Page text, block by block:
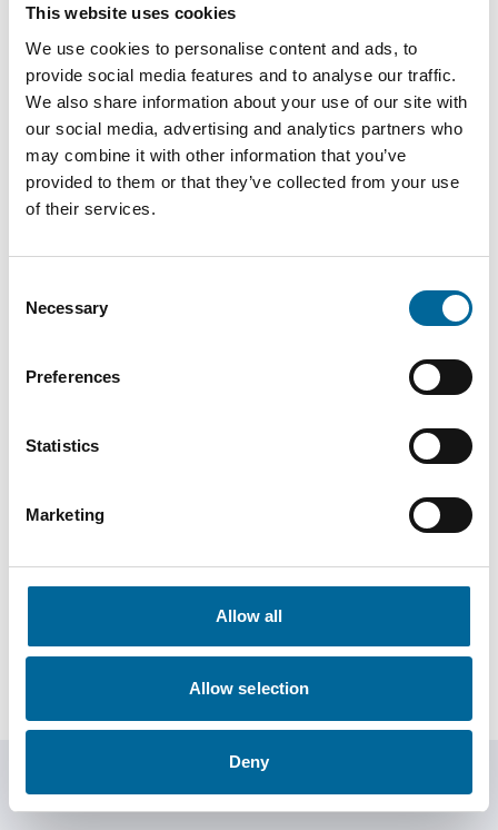
This website uses cookies
We use cookies to personalise content and ads, to
provide social media features and to analyse our traffic.
We also share information about your use of our site with
our social media, advertising and analytics partners who
may combine it with other information that you’ve
provided to them or that they’ve collected from your use
of their services.
Selection
Necessary
Preferences
Statistics
Marketing
Allow all
Allow selection
Deny
+49 151 18102588
mario.schnepper@amokabel.de
Patrick Weis